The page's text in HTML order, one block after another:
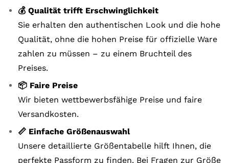
💰 Qualität trifft Erschwinglichkeit
Sie erhalten den authentischen Look und die hohe
Qualität, ohne die hohen Preise für offizielle Ware
zahlen zu müssen – zu einem Bruchteil des
Preises.
📦 Faire Preise
Wir bieten wettbewerbsfähige Preise und faire
Versandkosten.
📏 Einfache Größenauswahl
Unsere detaillierte Größentabelle hilft Ihnen, die
perfekte Passform zu finden. Bei Fragen zur Größe